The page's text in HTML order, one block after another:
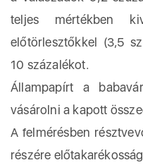
teljes mértékben
előtörlesztőkkel (3,5
10 százalékot.
Állampapírt a
vásárolni a kapott
A felmérésben
részére